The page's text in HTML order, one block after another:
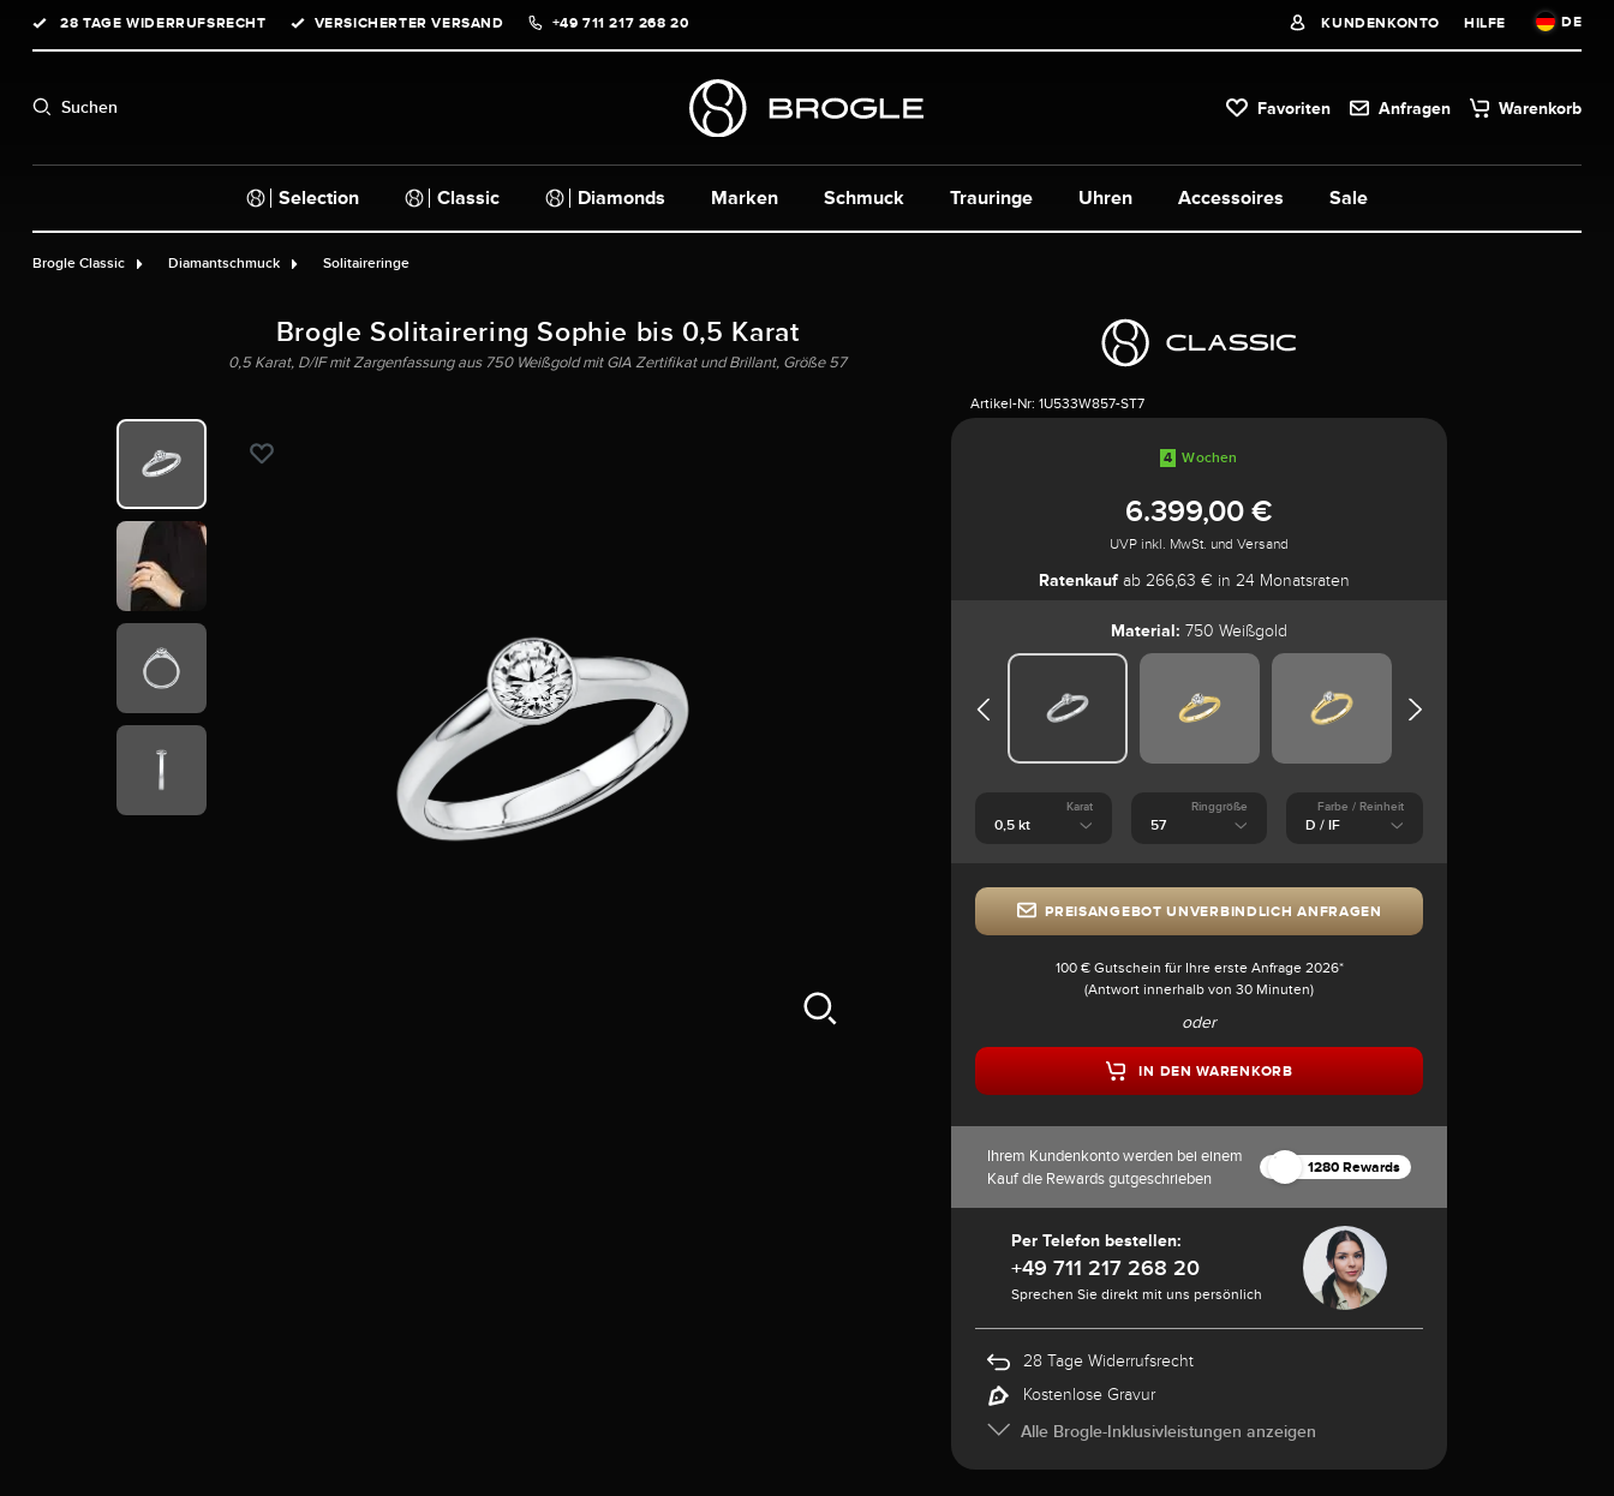
Zur Hauptnavigation springen
28 TAGE WIDERRUFSRECHT VERSICHERTER VERSAND +49 711 217 268 20 KUNDENKONTO HILFE DE
Suchen Favoriten Anfragen Warenkorb
Selection Classic Diamonds Marken Schmuck Uhren Accessoires Sale
Trauringe
Brogle Classic Diamantschmuck Solitaireringe
Brogle Solitairering Sophie bis 0,5 Karat
0,5 Karat, D/IF mit Zargenfassung aus 750 Weißgold mit GIA Zertifikat und Brillant, Größe 57
Artikel-Nr: 1U533W857-ST7
4 Wochen
6.399,00 €
UVP inkl. MwSt. und Versand
Ratenkauf ab 266,63 € in 24 Monatsraten
Material: 750 Weißgold
Karat Ringgröße Farbe / Reinheit
PREISANGEBOT UNVERBINDLICH ANFRAGEN
100 € Gutschein für Ihre erste Anfrage 2026*
(Antwort innerhalb von 30 Minuten)
oder
IN DEN WARENKORB
Ihrem Kundenkonto werden bei einem
Kauf die Rewards gutgeschrieben
1280 Rewards
Per Telefon bestellen:
+49 711 217 268 20
Sprechen Sie direkt mit uns persönlich
28 Tage Widerrufsrecht
Kostenlose Gravur
Alle Brogle-Inklusivleistungen anzeigen